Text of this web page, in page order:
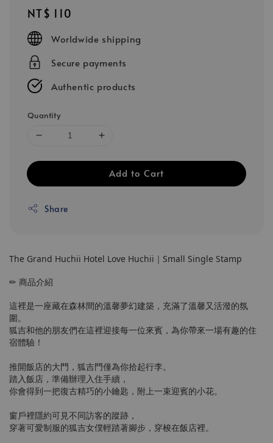
Regular
price
NT$ 110
Worldwide shipping
Secure payments
Authentic products
Quantity
Add to Cart
Share
The Grand Huchii Hotel Love Huchii｜Small Single Stamp
✏ 商品介紹
這裡是一座藏在森林間的溫馨夢幻建築，充滿了溫馨又活潑的氛
圍。
狐吉和他的朋友們在這裡迎接每一位來賓，為你帶來一場有趣的住
宿體驗！
推開飯店的大門，狐吉門僮為你拾起行李。
踏入飯店，準備辦理入住手續，
你會得到一把復古精巧的小鑰匙，附上一束迎賓的小花。
窗戶裡隱約可見不同訪客的蹤跡，
穿著可愛制服的狐吉女僕輕踏著腳步，穿梭在飯店裡。